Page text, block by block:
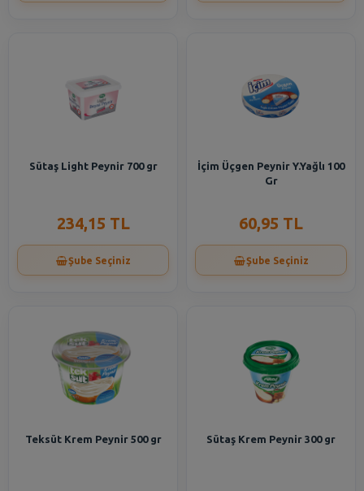
Sütaş Light Peynir 700 gr
234,15 TL
Şube Seçiniz
İçim Üçgen Peynir Y.Yağlı 100
Gr
60,95 TL
Şube Seçiniz
Teksüt Krem Peynir 500 gr Sütaş Krem Peynir 300 gr